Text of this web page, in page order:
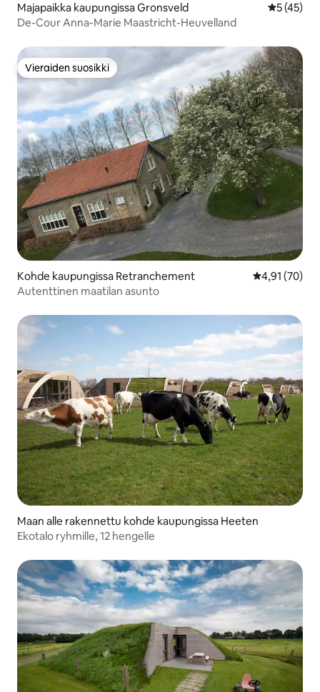
Majapaikka kaupungissa Gronsveld
5 (45)
De-Cour Anna-Marie Maastricht-Heuvelland
Vieraiden suosikki
Vieraiden suosikki
Kohde kaupungissa Retranchement
4,91 (70)
Autenttinen maatilan asunto
Maan alle rakennettu kohde kaupungissa Heeten
Ekotalo ryhmille, 12 hengelle